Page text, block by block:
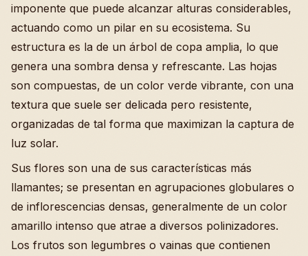
imponente que puede alcanzar alturas considerables,
actuando como un pilar en su ecosistema. Su
estructura es la de un árbol de copa amplia, lo que
genera una sombra densa y refrescante. Las hojas
son compuestas, de un color verde vibrante, con una
textura que suele ser delicada pero resistente,
organizadas de tal forma que maximizan la captura de
luz solar.
Sus flores son una de sus características más
llamantes; se presentan en agrupaciones globulares o
de inflorescencias densas, generalmente de un color
amarillo intenso que atrae a diversos polinizadores.
Los frutos son legumbres o vainas que contienen